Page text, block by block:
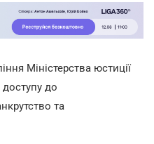
Міністерства юстиції
до
та